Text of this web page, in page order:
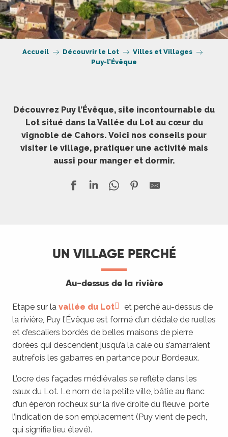
Accueil Découvrir le Lot
Villes et Villages
Puy-l’Évêque
Découvrez Puy l’Évêque, site incontournable du
Lot situé dans la Vallée du Lot au cœur du
vignoble de Cahors. Voici nos conseils pour
visiter le village, pratiquer une activité mais
aussi pour manger et dormir.
UN VILLAGE PERCHÉ
Au-dessus de la rivière
Etape sur la vallée du Lot
et perché au-dessus de
la rivière, Puy l’Évêque est formé d’un dédale de ruelles
et d’escaliers bordés de belles maisons de pierre
dorées qui descendent jusqu’à la cale où s’amarraient
autrefois les gabarres en partance pour Bordeaux.
L’ocre des façades médiévales se reflète dans les
eaux du Lot. Le nom de la petite ville, bâtie au flanc
d’un éperon rocheux sur la rive droite du fleuve, porte
l’indication de son emplacement (Puy vient de pech,
qui signifie lieu élevé).